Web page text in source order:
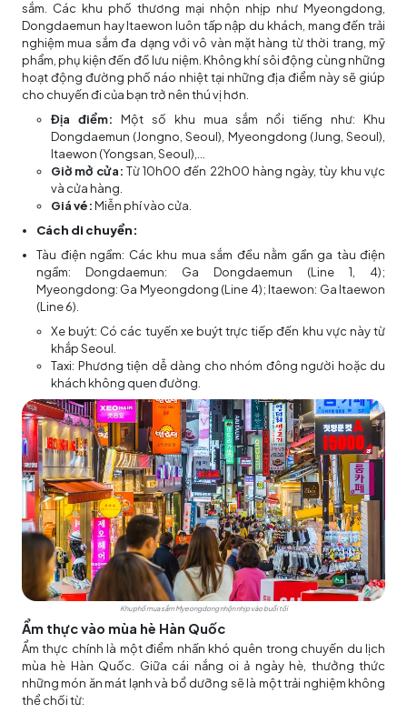
sắm. Các khu phố thương mại nhộn nhịp như Myeongdong,
Dongdaemun hay Itaewon luôn tấp nập du khách, mang đến trải
nghiệm mua sắm đa dạng với vô vàn mặt hàng từ thời trang, mỹ
phẩm, phụ kiện đến đồ lưu niệm. Không khí sôi động cùng những
hoạt động đường phố náo nhiệt tại những địa điểm này sẽ giúp
cho chuyến đi của bạn trở nên thú vị hơn.
Địa điểm: Một số khu mua sắm nổi tiếng như: Khu
Dongdaemun (Jongno, Seoul), Myeongdong (Jung, Seoul),
Itaewon (Yongsan, Seoul),...
Giờ mở cửa: Từ 10h00 đến 22h00 hàng ngày, tùy khu vực
và cửa hàng.
Giá vé:Miễn phí vào cửa.
Cách di chuyển:
Tàu điện ngầm: Các khu mua sắm đều nằm gần ga tàu điện
ngầm: Dongdaemun: Ga Dongdaemun (Line 1, 4);
Myeongdong: Ga Myeongdong (Line 4); Itaewon: Ga Itaewon
(Line 6).
Xe buýt: Có các tuyến xe buýt trực tiếp đến khu vực này từ
khắp Seoul.
Taxi: Phương tiện dễ dàng cho nhóm đông người hoặc du
khách không quen đường.
Khu phố mua sắm Myeongdong nhộn nhịp vào buổi tối
Ẩm thực vào mùa hè Hàn Quốc
Ẩm thực chính là một điểm nhấn khó quên trong chuyến du lịch
mùa hè Hàn Quốc. Giữa cái nắng oi ả ngày hè, thưởng thức
những món ăn mát lạnh và bổ dưỡng sẽ là một trải nghiệm không
thể chối từ: